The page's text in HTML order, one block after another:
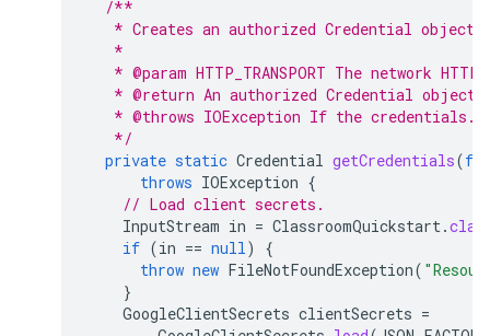
/**
   * Creates an authorized Credential object.
   *
* @param HTTP_TRANSPORT The network HTTP
   * @return An authorized Credential object.
* @throws IOException If the
   */
private static Credential getCredentials(
throws IOException {
// Load client secrets.
InputStream in = ClassroomQuickstart.
if (in == null)
{
throw new FileNotFoundException(
}
GoogleClientSecrets clientSecrets =